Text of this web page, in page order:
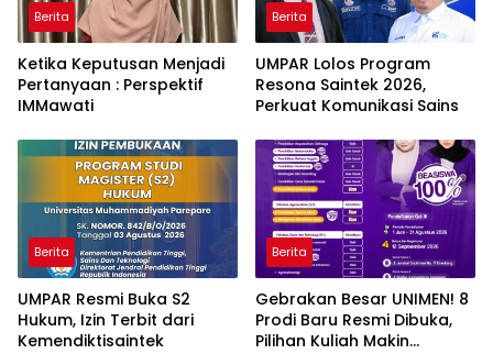
Berita
Ketika Keputusan Menjadi
Pertanyaan : Perspektif
IMMawati
Berita
UMPAR Lolos Program
Resona Saintek 2026,
Perkuat Komunikasi Sains
Berita
UMPAR Resmi Buka S2
Hukum, Izin Terbit dari
Kemendiktisaintek
Berita
Gebrakan Besar UNIMEN! 8
Prodi Baru Resmi Dibuka,
Pilihan Kuliah Makin